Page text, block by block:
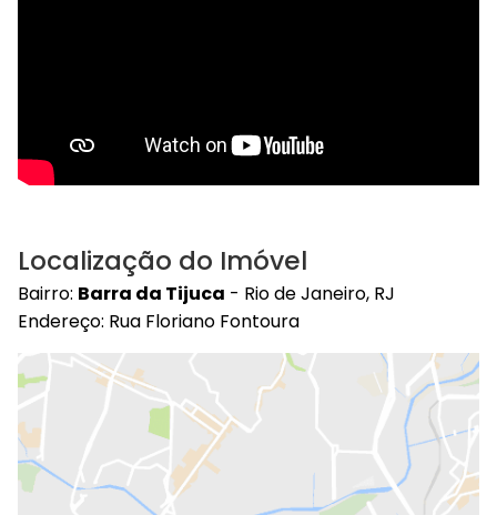
Localização do Imóvel
Bairro: Barra da Tijuca - Rio de Janeiro, RJ
Endereço: Rua Floriano Fontoura